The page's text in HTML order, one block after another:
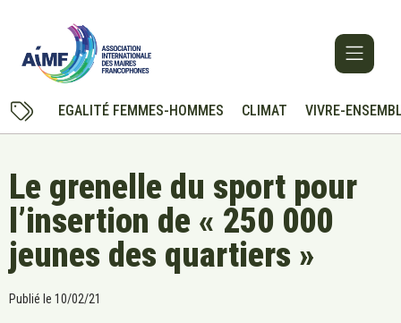
EGALITÉ FEMMES-HOMMES CLIMAT VIVRE-
Le grenelle du sport pour
l’insertion de « 250 000
jeunes des quartiers »
Publié le 10/02/21